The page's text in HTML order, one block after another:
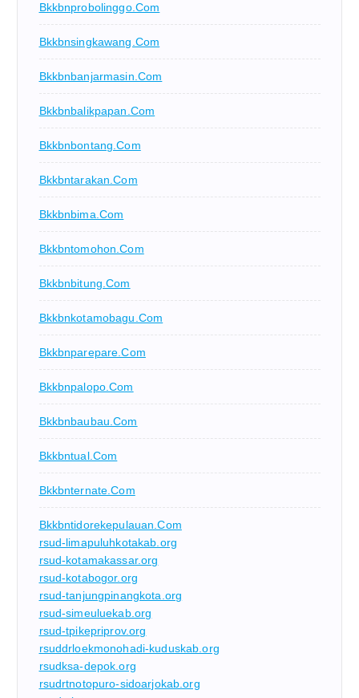
Bkkbnprobolinggo.com
Bkkbnsingkawang.com
Bkkbnbanjarmasin.com
Bkkbnbalikpapan.com
Bkkbnbontang.com
Bkkbntarakan.com
Bkkbnbima.com
Bkkbntomohon.com
Bkkbnbitung.com
Bkkbnkotamobagu.com
Bkkbnparepare.com
Bkkbnpalopo.com
Bkkbnbaubau.com
Bkkbntual.com
Bkkbnternate.com
Bkkbntidorekepulauan.com
rsud-limapuluhkotakab.org
rsud-kotamakassar.org
rsud-kotabogor.org
rsud-tanjungpinangkota.org
rsud-simeuluekab.org
rsud-tpikepriprov.org
rsuddrloekmonohadi-kuduskab.org
rsudksa-depok.org
rsudrtnotopuro-sidoarjokab.org